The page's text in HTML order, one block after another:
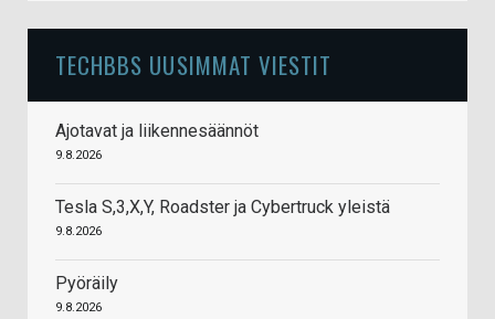
TECHBBS UUSIMMAT VIESTIT
Ajotavat ja liikennesäännöt
9.8.2026
Tesla S,3,X,Y, Roadster ja Cybertruck yleistä
9.8.2026
Pyöräily
9.8.2026